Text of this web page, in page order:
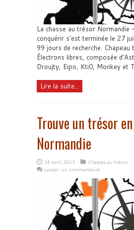
La chasse au trésor Normandie
conquérir s'est terminée le 27
99 jours de recherche. Chapeau
Électrons libres, composée
Droujty, Eipo, Kti0, Monkey et
Lire la suite...
Trouve un trésor en
Normandie
14 avril 2023
Chasses au trésor
Laisser un commentaire